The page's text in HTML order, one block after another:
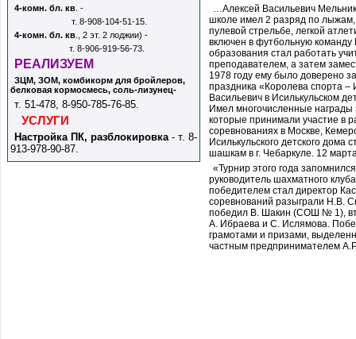
4-комн. бл. кв . -
т. 8-908-104-51-15.
4-комн. бл. кв ., 2 эт. 2 лоджии) -
т. 8-906-919-56-73.
РЕАЛИЗУЕМ
ЗЦМ, ЗОМ, комбикорм для бройлеров,
белковая кормосмесь, соль-лизунец-
т. 51-478, 8-950-785-76-85.
УСЛУГИ
Настройка ПК, разблокировка- т. 8-
913-978-90-87.
…Алексей Васильевич
школе имел 2 разряд по лыжам,
пулевой стрельбе, легкой
включен в футбольную команду
образования стал работать
преподавателем, а затем
1978 году ему было доверено
праздника «Королева спорта –
Васильевич в Исилькульском
Имел многочисленные награды
которые принимали участие в
соревнованиях в Москве,
Исилькульского детского дома
шашкам в г. Чебаркуле. 12
«Турнир этого года
руководитель шахматного
победителем стал директор
соревнований разыграли Н.В.
победил В. Шакин (СОШ № 1),
А. Ибраева и С. Ислямова.
грамотами и призами,
частным предпринимателем